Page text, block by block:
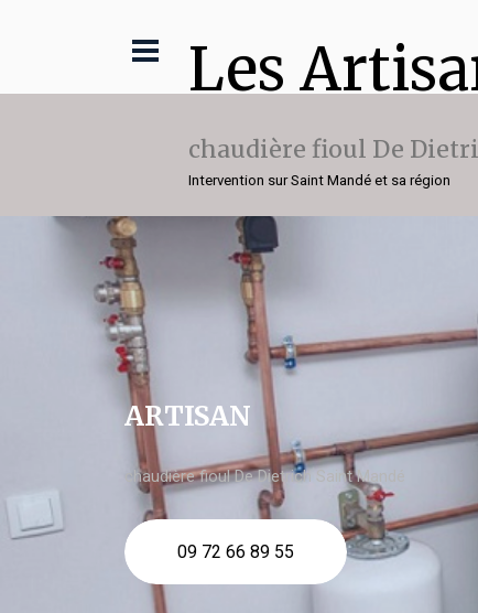
Les
chaudière fioul De
Intervention sur Saint Mandé et sa région
ARTISAN
chaudière fioul De Dietrich Saint Mandé
09 72 66 89 55